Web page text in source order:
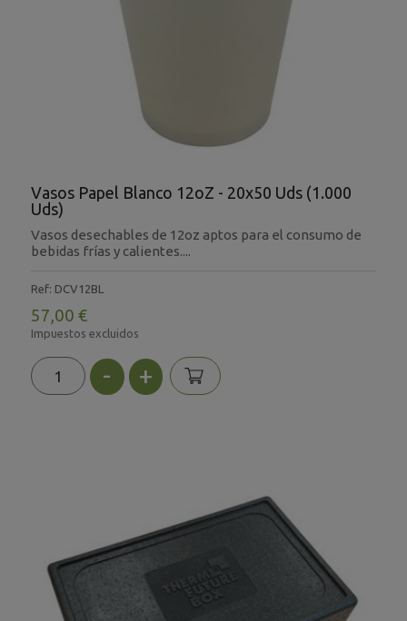
Vasos Papel Blanco 12oZ - 20x50 Uds (1.000
Uds)
Vasos desechables de 12oz aptos para el consumo de
bebidas frías y calientes....
Ref: DCV12BL
57,00 €
Impuestos excluidos
- +